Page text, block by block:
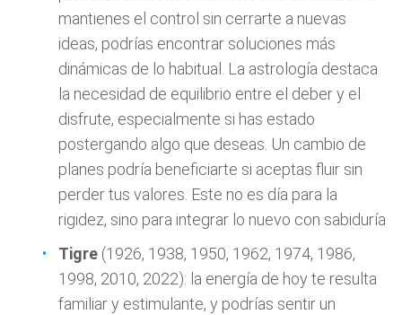
mantienes el control sin cerrarte a nuevas
ideas, podrías encontrar soluciones más
dinámicas de lo habitual. La astrología destaca
la necesidad de equilibrio entre el deber y el
disfrute, especialmente si has estado
postergando algo que deseas. Un cambio de
planes podría beneficiarte si aceptas fluir sin
perder tus valores. Este no es día para la
rigidez, sino para integrar lo nuevo con sabiduría
Tigre (1926, 1938, 1950, 1962, 1974, 1986,
1998, 2010, 2022): la energía de hoy te resulta
familiar y estimulante, y podrías sentir un